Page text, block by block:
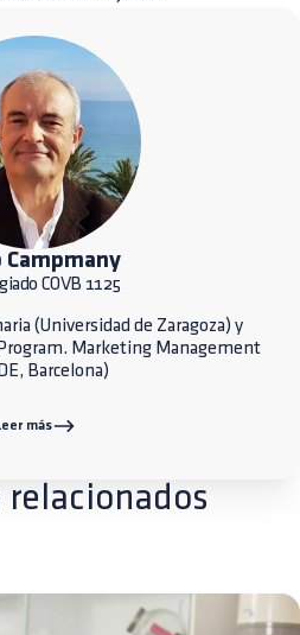
Campmany
COVB 1125
(Universidad de Zaragoza) y
Marketing Management
Barcelona)
más